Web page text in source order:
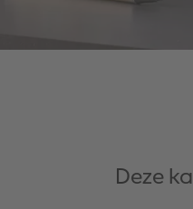
Deze